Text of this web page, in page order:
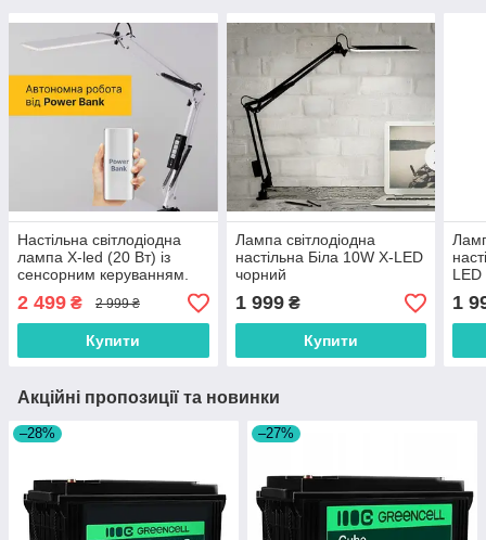
Настільна світлодіодна
лампа X-led (20 Вт) із
сенсорним керуванням.
Роботи від мережи і від
«Power Bank» (біла).
2 499 ₴ 2 999 ₴
Купити
Лампа світлодіодна
настільна Біла 10W X-LED
чорний
1 999₴
Купити
LED
1
Акційні пропозиції та новинки
–28% –27%